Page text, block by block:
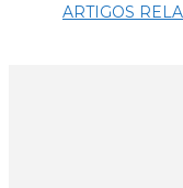
ARTIGOS